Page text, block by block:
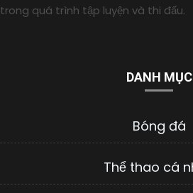
trong quá trình tập luyện và thi đấu.
DANH MỤC
Bóng đá
Thể thao cá